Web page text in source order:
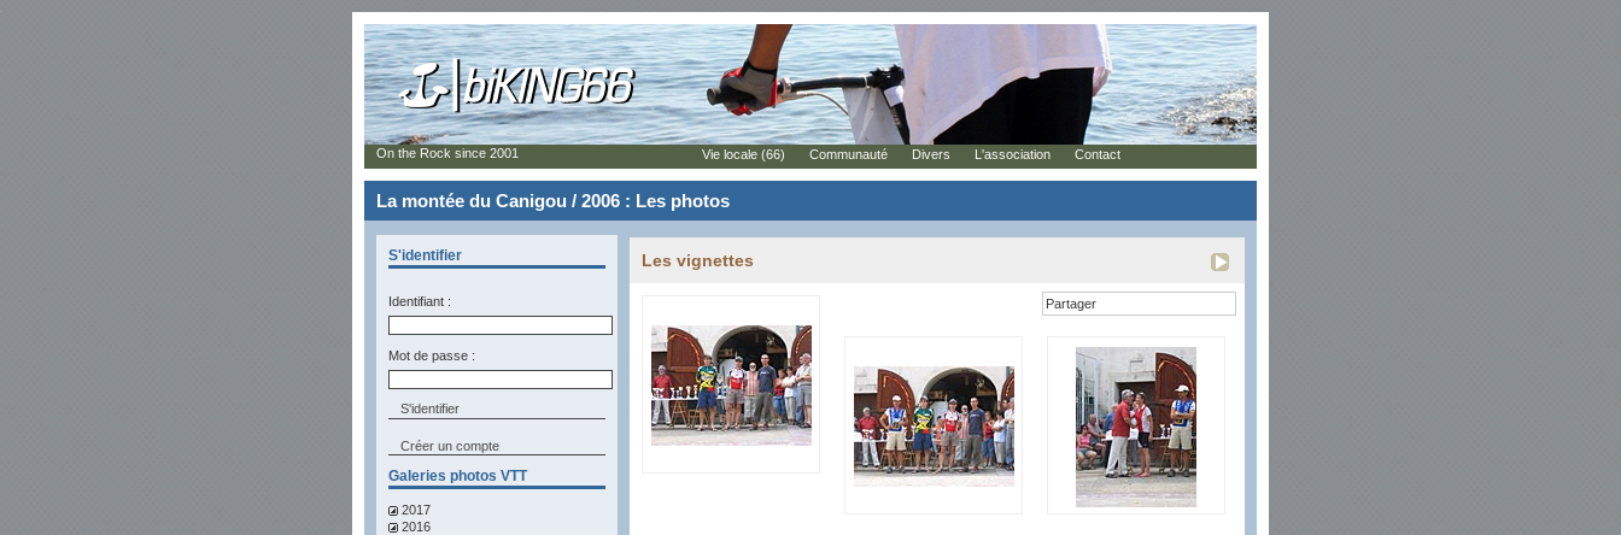
La montée du Canigou / 2006 : Les photos
S'identifier
Identifiant :
Mot de passe :
Créer un compte
Galeries photos VTT
2017
2016
Les vignettes
Partager
On the Rock since 2001 Vie locale (66) Communauté Divers L'association Contact